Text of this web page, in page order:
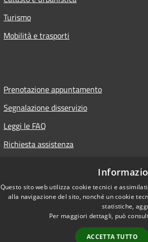
Turismo
Mobilità e trasporti
Prenotazione appuntamento
Segnalazione disservizio
Leggi le FAQ
Richiesta assistenza
Questo sito web utilizza cookie tecnici e
alla navigazione del sito, nonché un cookie
statistiche,
Per maggiori dettagli, può
ACCETTA TUTTO